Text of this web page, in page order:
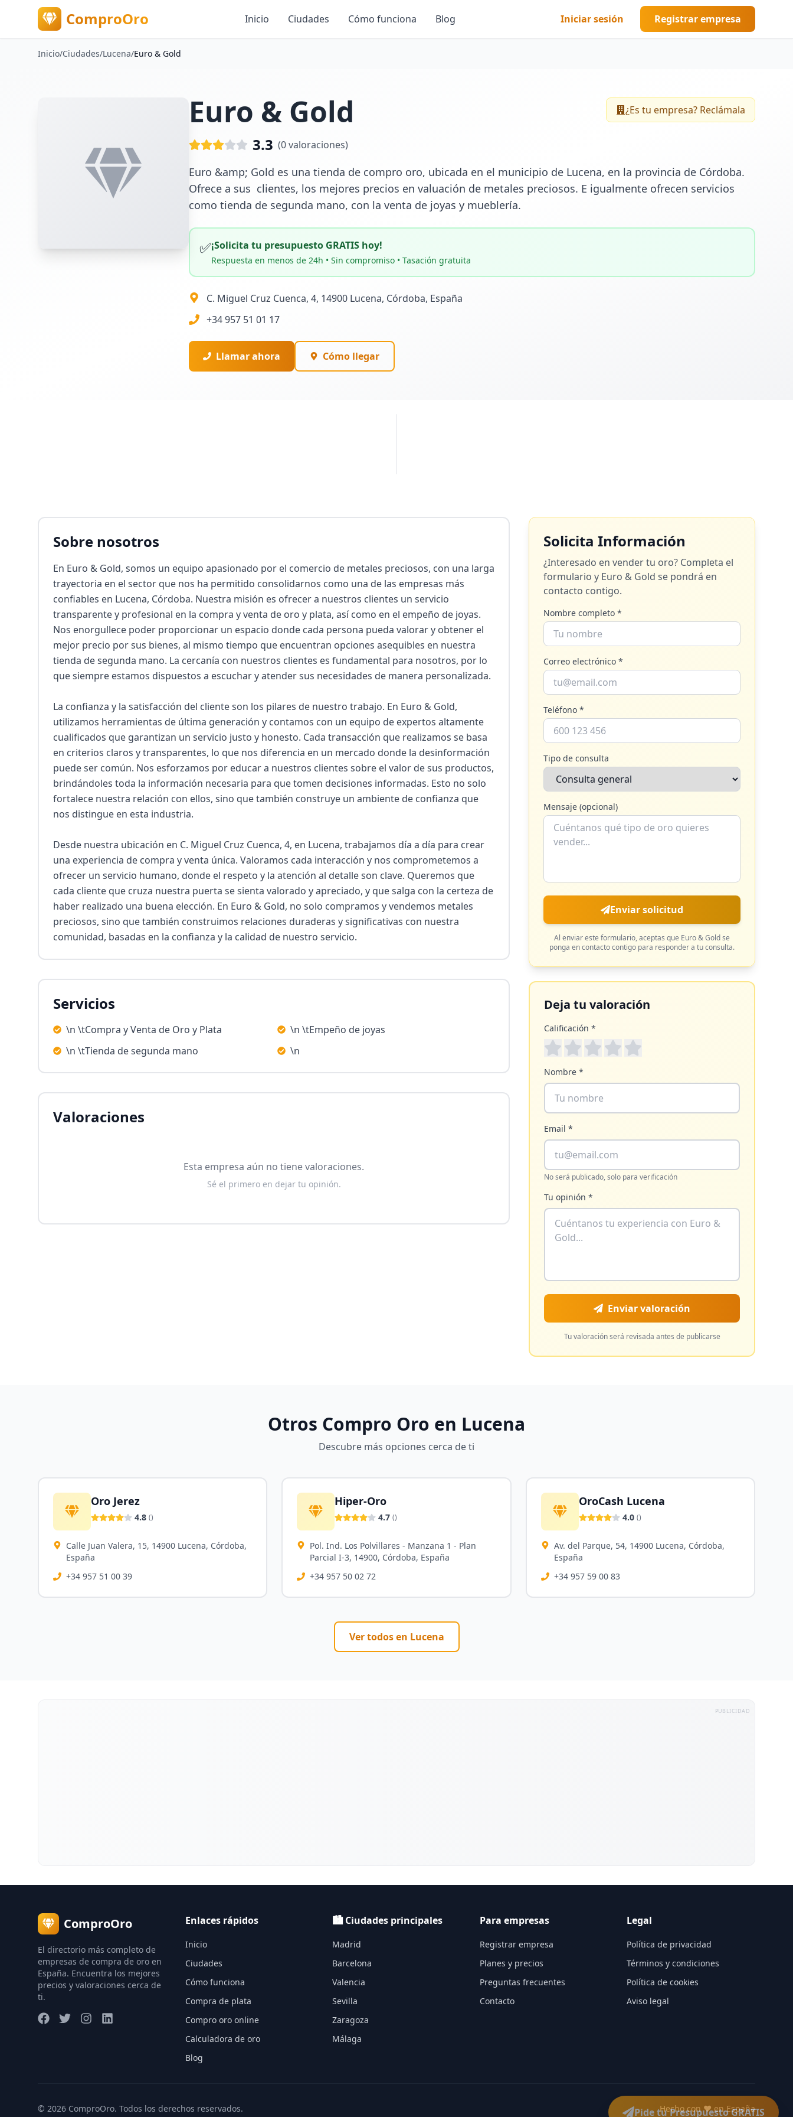
ComproOro Inicio Ciudades Cómo funciona Blog Iniciar sesión Registrar empresa
Inicio/Ciudades/Lucena/Euro & Gold
Euro & Gold ¿Es tu empresa? Reclámala
3.3 (0valoraciones)
Euro &amp; Gold es una tienda de compro oro, ubicada en el municipio de Lucena, en la provincia de Córdoba.
Ofrece a sus  clientes, los mejores precios en valuación de metales preciosos. E igualmente ofrecen servicios
como tienda de segunda mano, con la venta de joyas y mueblería.
✅¡Solicita tu presupuesto GRATIS hoy!
Respuesta en menos de 24h • Sin compromiso • Tasación gratuita
C. Miguel Cruz Cuenca, 4, 14900 Lucena, Córdoba, España
+34 957 51 01 17
Llamar ahora Cómo llegar
Sobre nosotros
En Euro & Gold, somos un equipo apasionado por el comercio de metales preciosos, con una larga
trayectoria en el sector que nos ha permitido consolidarnos como una de las empresas más
confiables en Lucena, Córdoba. Nuestra misión es ofrecer a nuestros clientes un servicio
transparente y profesional en la compra y venta de oro y plata, así como en el empeño de joyas.
Nos enorgullece poder proporcionar un espacio donde cada persona pueda valorar y obtener el
mejor precio por sus bienes, al mismo tiempo que encuentran opciones asequibles en nuestra
tienda de segunda mano. La cercanía con nuestros clientes es fundamental para nosotros, por lo
que siempre estamos dispuestos a escuchar y atender sus necesidades de manera personalizada.
La confianza y la satisfacción del cliente son los pilares de nuestro trabajo. En Euro & Gold,
utilizamos herramientas de última generación y contamos con un equipo de expertos altamente
cualificados que garantizan un servicio justo y honesto. Cada transacción que realizamos se basa
en criterios claros y transparentes, lo que nos diferencia en un mercado donde la desinformación
puede ser común. Nos esforzamos por educar a nuestros clientes sobre el valor de sus productos,
brindándoles toda la información necesaria para que tomen decisiones informadas. Esto no solo
fortalece nuestra relación con ellos, sino que también construye un ambiente de confianza que
nos distingue en esta industria.
Desde nuestra ubicación en C. Miguel Cruz Cuenca, 4, en Lucena, trabajamos día a día para crear
una experiencia de compra y venta única. Valoramos cada interacción y nos comprometemos a
ofrecer un servicio humano, donde el respeto y la atención al detalle son clave. Queremos que
cada cliente que cruza nuestra puerta se sienta valorado y apreciado, y que salga con la certeza de
haber realizado una buena elección. En Euro & Gold, no solo compramos y vendemos metales
preciosos, sino que también construimos relaciones duraderas y significativas con nuestra
comunidad, basadas en la confianza y la calidad de nuestro servicio.
Servicios
\n \tCompra y Venta de Oro y Plata
\n \tEmpeño de joyas
\n \tTienda de segunda mano
\n
Valoraciones
Esta empresa aún no tiene valoraciones.
Sé el primero en dejar tu opinión.
Solicita Información
¿Interesado en vender tu oro? Completa el
formulario y Euro & Gold se pondrá en
contacto contigo.
Nombre completo *
Correo electrónico *
Teléfono *
Tipo de consulta
Mensaje (opcional)
Enviar solicitud
Al enviar este formulario, aceptas que Euro & Goldse
ponga en contacto contigo para responder a tu consulta.
Deja tu valoración
Calificación *
Nombre *
Email *
No será publicado, solo para verificación
Tu opinión *
Enviar valoración
Tu valoración será revisada antes de publicarse
Otros Compro Oro en Lucena
Descubre más opciones cerca de ti
Oro Jerez
4.8 ()
Calle Juan Valera, 15, 14900 Lucena, Córdoba,
España
+34 957 51 00 39
Hiper-Oro
4.7 ()
Pol. Ind. Los Polvillares - Manzana 1 - Plan
Parcial I-3, 14900, Córdoba, España
+34 957 50 02 72
OroCash Lucena
4.0 ()
Av. del Parque, 54, 14900 Lucena, Córdoba,
España
+34 957 59 00 83
Ver todos en Lucena
PUBLICIDAD
Pide tu Presupuesto GRATIS
ComproOro
El directorio más completo de
empresas de compra de oro en
España. Encuentra los mejores
precios y valoraciones cerca de
ti.
Enlaces rápidos
Inicio
Ciudades
Cómo funciona
Compra de plata
Compro oro online
Calculadora de oro
Blog
🏙️ Ciudades principales
Madrid
Barcelona
Valencia
Sevilla
Zaragoza
Málaga
Para empresas
Registrar empresa
Planes y precios
Preguntas frecuentes
Contacto
Legal
Política de privacidad
Términos y condiciones
Política de cookies
Aviso legal
© 2026 ComproOro. Todos los derechos reservados. Hecho con ❤️ en España